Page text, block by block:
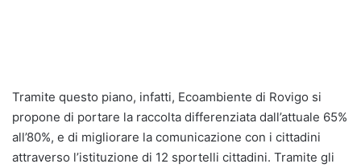
Tramite questo piano, infatti, Ecoambiente di Rovigo si
propone di portare la raccolta differenziata dall’attuale 65%
all’80%, e di migliorare la comunicazione con i cittadini
attraverso l’istituzione di 12 sportelli cittadini. Tramite gli